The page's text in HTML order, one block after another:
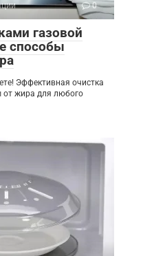
0
газовой
способы
Эффективная очистка
от жира для любого